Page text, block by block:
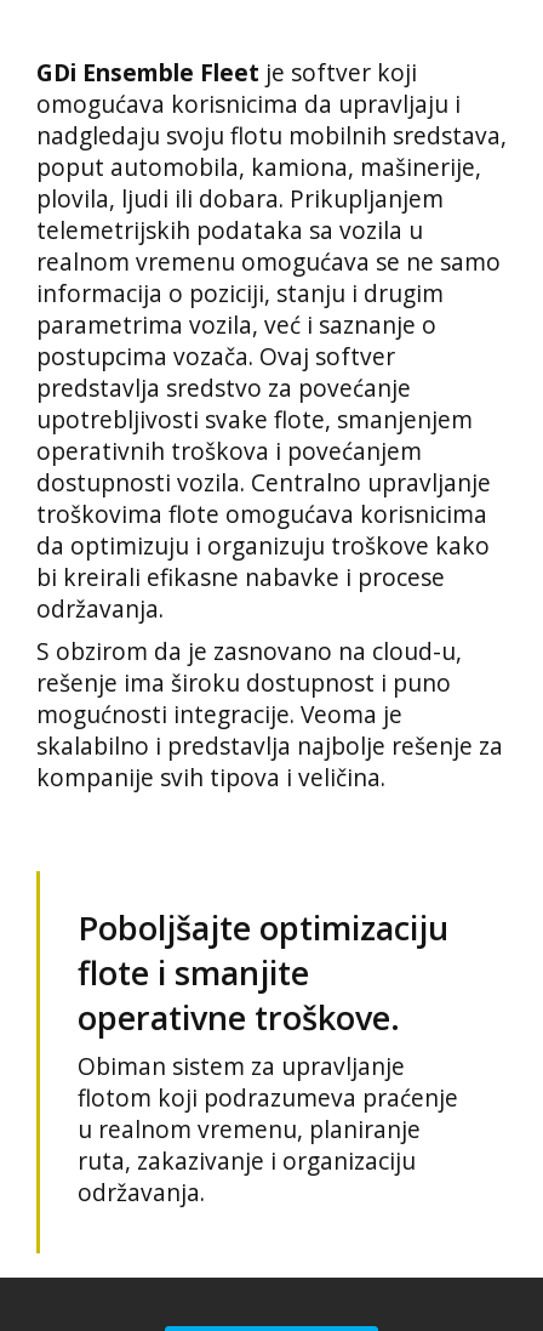
GDi Ensemble Fleet je softver koji
omogućava korisnicima da upravljaju i
nadgledaju svoju flotu mobilnih sredstava,
poput automobila, kamiona, mašinerije,
plovila, ljudi ili dobara. Prikupljanjem
telemetrijskih podataka sa vozila u
realnom vremenu omogućava se ne samo
informacija o poziciji, stanju i drugim
parametrima vozila, već i saznanje o
postupcima vozača. Ovaj softver
predstavlja sredstvo za povećanje
upotrebljivosti svake flote, smanjenjem
operativnih troškova i povećanjem
dostupnosti vozila. Centralno upravljanje
troškovima flote omogućava korisnicima
da optimizuju i organizuju troškove kako
bi kreirali efikasne nabavke i procese
održavanja.
S obzirom da je zasnovano na cloud-u,
rešenje ima široku dostupnost i puno
mogućnosti integracije. Veoma je
skalabilno i predstavlja najbolje rešenje za
kompanije svih tipova i veličina.
Poboljšajte optimizaciju
flote i smanjite
operativne troškove.
Obiman sistem za upravljanje
flotom koji podrazumeva praćenje
u realnom vremenu, planiranje
ruta, zakazivanje i organizaciju
održavanja.